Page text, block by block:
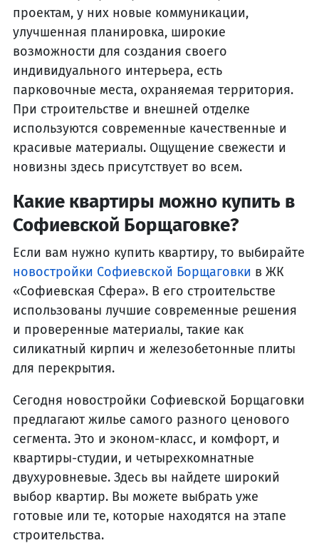
проектам, у них новые коммуникации,
улучшенная планировка, широкие
возможности для создания своего
индивидуального интерьера, есть
парковочные места, охраняемая территория.
При строительстве и внешней отделке
используются современные качественные и
красивые материалы. Ощущение свежести и
новизны здесь присутствует во всем.
Какие квартиры можно купить в
Софиевской Борщаговке?
Если вам нужно купить квартиру, то выбирайте
новостройки Софиевской Борщаговки в ЖК
«Софиевская Сфера». В его строительстве
использованы лучшие современные решения
и проверенные материалы, такие как
силикатный кирпич и железобетонные плиты
для перекрытия.
Сегодня новостройки Софиевской Борщаговки
предлагают жилье самого разного ценового
сегмента. Это и эконом-класс, и комфорт, и
квартиры-студии, и четырехкомнатные
двухуровневые. Здесь вы найдете широкий
выбор квартир. Вы можете выбрать уже
готовые или те, которые находятся на этапе
строительства.